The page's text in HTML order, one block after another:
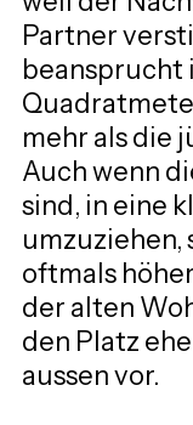
Partner
beansprucht
mehr als die
Auch wenn
sind, in eine
umzuziehen,
oftmals
der alten
den Platz
aussen vor.